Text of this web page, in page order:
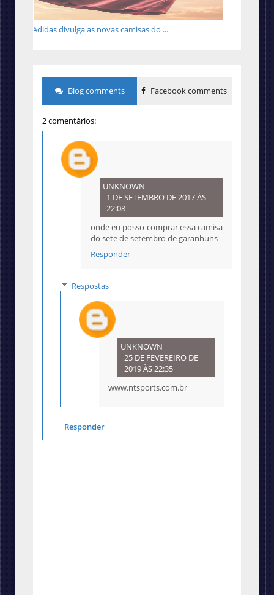
Adidas divulga as novas camisas do ...
Blog comments Facebook comments
2 comentários:
UNKNOWN
1 DE SETEMBRO DE 2017 ÀS
22:08
onde eu posso comprar essa camisa
do sete de setembro de garanhuns
Responder
Respostas
UNKNOWN
25 DE FEVEREIRO DE
2019 ÀS 22:35
www.ntsports.com.br
Responder